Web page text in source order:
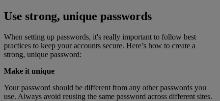
Use strong, unique passwords
When setting up passwords, it's really important to follow best
practices to keep your accounts secure. Here’s how to create a
strong, unique password:
Make it unique
Your password should be different from any other passwords you
use. Always avoid reusing the same password across different sites.